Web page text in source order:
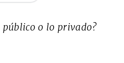
público o lo privado?